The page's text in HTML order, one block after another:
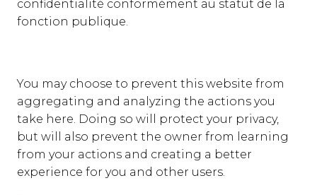
confidentialité conformément au statut de la
fonction publique.
You may choose to prevent this website from
aggregating and analyzing the actions you
take here. Doing so will protect your privacy,
but will also prevent the owner from learning
from your actions and creating a better
experience for you and other users.